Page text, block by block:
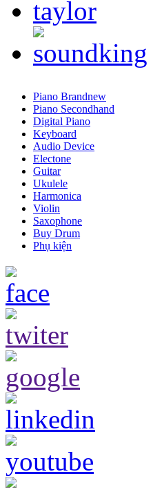
Piano Brandnew
Piano Secondhand
Digital Piano
Keyboard
Audio Device
Electone
Guitar
Ukulele
Harmonica
Violin
Saxophone
Buy Drum
Phụ kiện